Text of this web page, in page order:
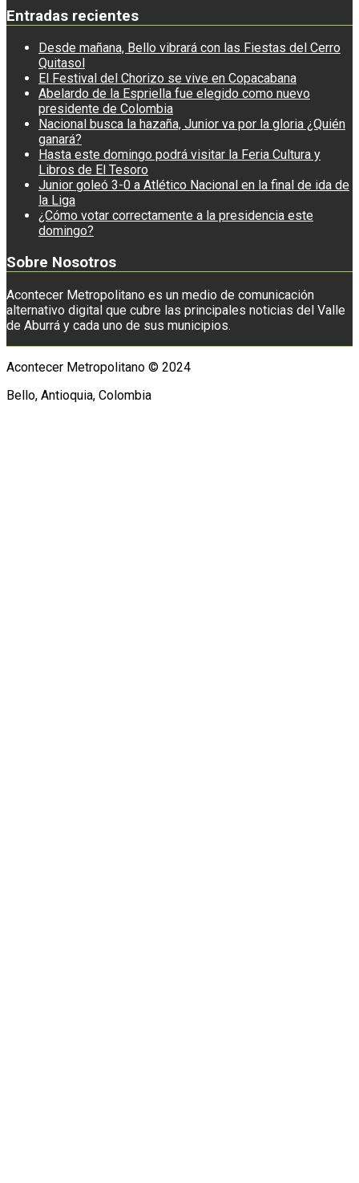
Entradas recientes
Desde mañana, Bello vibrará con las Fiestas del Cerro
Quitasol
El Festival del Chorizo se vive en Copacabana
Abelardo de la Espriella fue elegido como nuevo
presidente de Colombia
Nacional busca la hazaña, Junior va por la gloria ¿Quién
ganará?
Hasta este domingo podrá visitar la Feria Cultura y
Libros de El Tesoro
Junior goleó 3-0 a Atlético Nacional en la final de ida de
la Liga
¿Cómo votar correctamente a la presidencia este
domingo?
Sobre Nosotros
Acontecer Metropolitano es un medio de comunicación
alternativo digital que cubre las principales noticias del Valle
de Aburrá y cada uno de sus municipios.
Acontecer Metropolitano © 2024
Bello, Antioquia, Colombia